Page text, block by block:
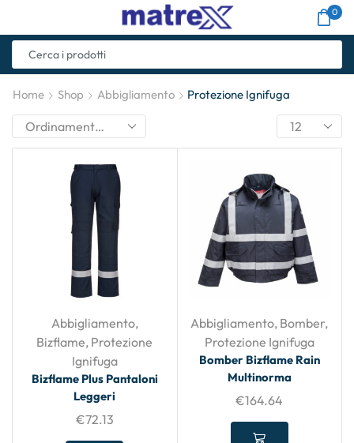
0
Home Shop Abbigliamento Protezione Ignifuga
Abbigliamento,
Bizflame, Protezione
Ignifuga
Bizflame Plus Pantaloni
Leggeri
€72.13
Abbigliamento, Bomber,
Protezione Ignifuga
Bomber Bizflame Rain
Multinorma
€164.64